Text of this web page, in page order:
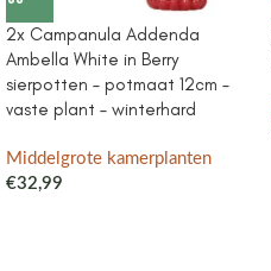
2x Campanula Addenda
Ambella White in Berry
sierpotten – potmaat 12cm –
vaste plant – winterhard
Middelgrote kamerplanten
€32,99